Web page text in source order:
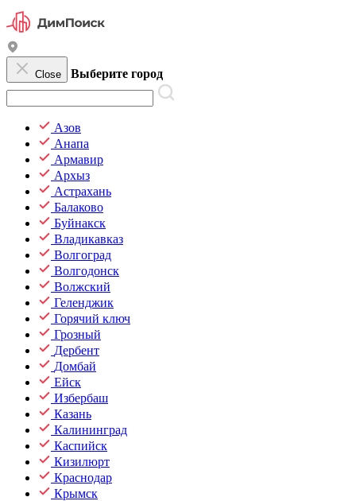
Close Выберите город
Азов
Анапа
Армавир
Архыз
Астрахань
Балаково
Буйнакск
Владикавказ
Волгоград
Волгодонск
Волжский
Геленджик
Горячий ключ
Грозный
Дербент
Домбай
Ейск
Избербаш
Казань
Калининград
Каспийск
Кизилюрт
Краснодар
Крымск